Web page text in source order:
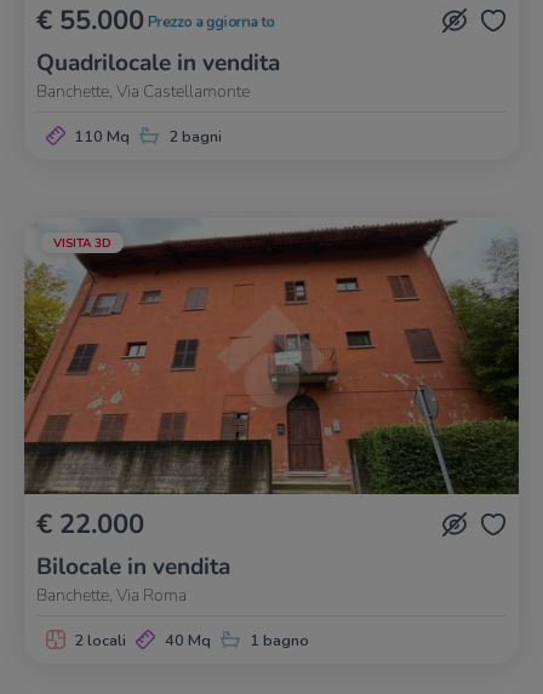
€ 55.000 Prezzo aggiornato
Quadrilocale in vendita
Banchette, Via Castellamonte
110 Mq 2 bagni
VISITA 3D
€ 22.000
Bilocale in vendita
Banchette, Via Roma
2 locali 40 Mq 1 bagno